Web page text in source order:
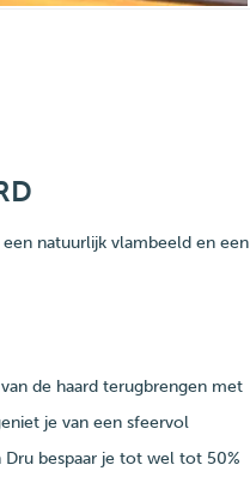
natuurlijk vlambeeld en een
de haard terugbrengen met
je van een sfeervol
bespaar je tot wel tot 50%